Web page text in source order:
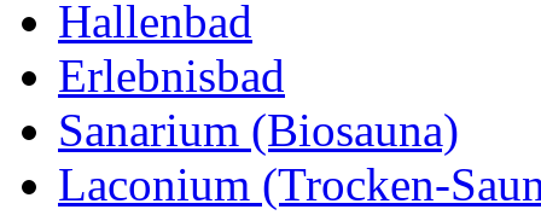
Hallenbad
Erlebnisbad
Sanarium (Biosauna)
Laconium (Trocken-